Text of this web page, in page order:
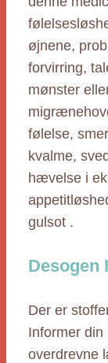
øjnene,
forvirring,
mønster
følelse,
kvalme,
hævelse i
gulsot .
Desogen
Der er
Informer
overdrevne